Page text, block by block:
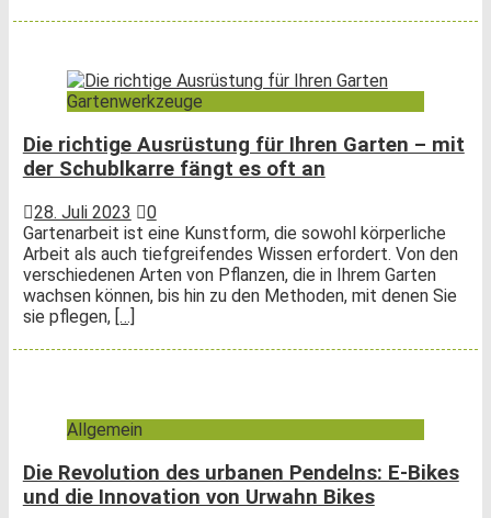
Gartenwerkzeuge
Die richtige Ausrüstung für Ihren Garten – mit
der Schublkarre fängt es oft an
28. Juli 2023
0
Gartenarbeit ist eine Kunstform, die sowohl körperliche
Arbeit als auch tiefgreifendes Wissen erfordert. Von den
verschiedenen Arten von Pflanzen, die in Ihrem Garten
wachsen können, bis hin zu den Methoden, mit denen Sie
sie pflegen, […]
Allgemein
Die Revolution des urbanen Pendelns: E-Bikes
und die Innovation von Urwahn Bikes